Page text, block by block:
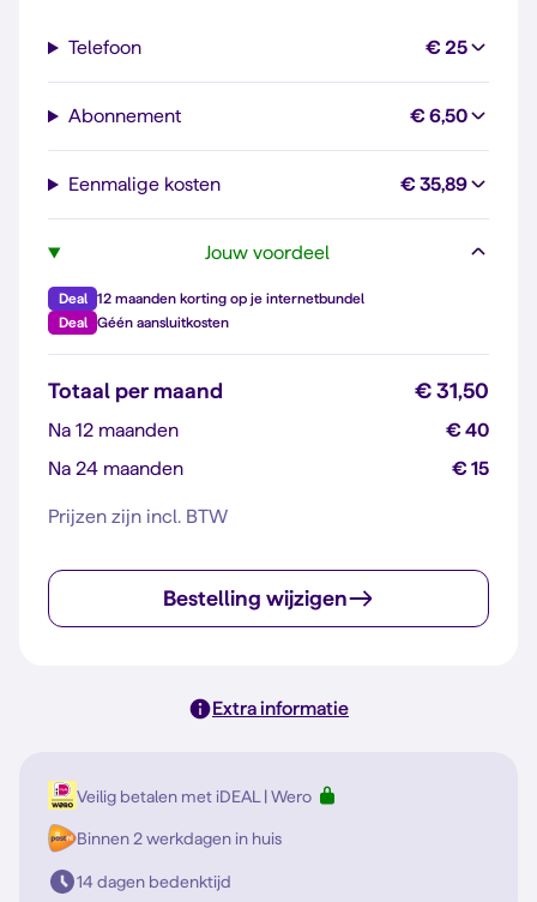
Telefoon € 25
Abonnement € 6,50
Eenmalige kosten € 35,89
Jouw voordeel
Deal
12 maanden korting op je internetbundel
Deal
Géén aansluitkosten
Totaal per maand € 31,50
Na 12 maanden
€ 40
Na 24 maanden
€ 15
Prijzen zijn incl. BTW
Bestelling wijzigen
Extra informatie
Veilig betalen met iDEAL | Wero
Binnen 2 werkdagen in huis
14 dagen bedenktijd